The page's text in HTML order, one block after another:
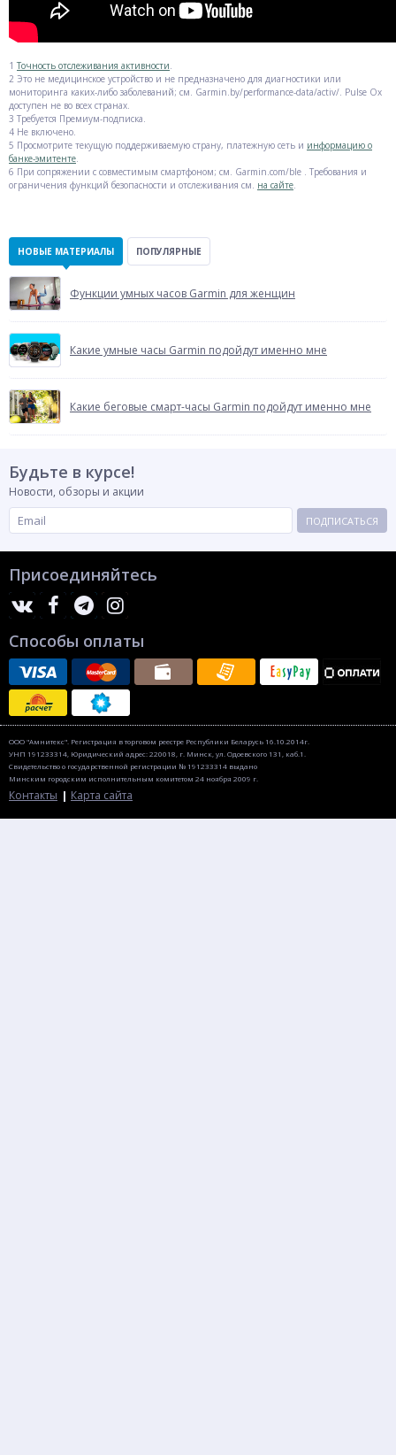
1 Точность отслеживания активности.
2 Это не медицинское устройство и не предназначено для диагностики или
мониторинга каких-либо заболеваний; см. Garmin.by/performance-data/activ/. Pulse Ox
доступен не во всех странах.
3 Требуется Премиум-подписка.
4 Не включено.
5 Просмотрите текущую поддерживаемую страну, платежную сеть и информацию о
банке-эмитенте.
6 При сопряжении с совместимым смартфоном; см. Garmin.com/ble . Требования и
ограничения функций безопасности и отслеживания см. на сайте.
НОВЫЕ МАТЕРИАЛЫ ПОПУЛЯРНЫЕ
Функции умных часов Garmin для женщин
Какие умные часы Garmin подойдут именно мне
Какие беговые смарт-часы Garmin подойдут именно мне
Будьте в курсе!
Новости, обзоры и акции
ПОДПИСАТЬСЯ
Присоединяйтесь
Способы оплаты
ООО "Амнитекс". Регистрация в торговом реестре Республики Беларусь 16.10.2014г.
УНП 191233314, Юридический адрес: 220018, г. Минск, ул. Одоевского 131, каб.1.
Свидетельство о государственной регистрации № 191233314 выдано
Минским городским исполнительным комитетом 24 ноября 2009 г.
Контакты Карта сайта